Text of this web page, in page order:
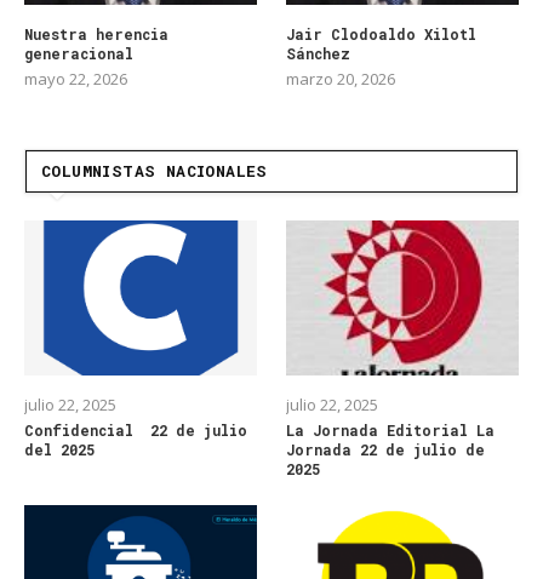
Nuestra herencia
generacional
mayo 22, 2026
Jair Clodoaldo Xilotl
Sánchez
marzo 20, 2026
COLUMNISTAS NACIONALES
julio 22, 2025
Confidencial 22 de julio
del 2025
julio 22, 2025
La Jornada Editorial La
Jornada 22 de julio de
2025